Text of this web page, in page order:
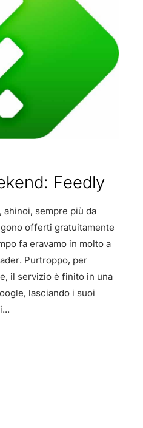
Feedly
ahinoi, sempre più da
offerti gratuitamente
fa eravamo in molto a
Purtroppo, per
il servizio è finito in una
lasciando i suoi